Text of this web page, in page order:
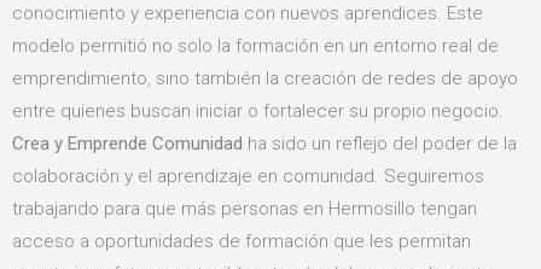
conocimiento y experiencia con nuevos aprendices. Este
modelo permitió no solo la formación en un entorno real de
emprendimiento, sino también la creación de redes de apoyo
entre quienes buscan iniciar o fortalecer su propio negocio.
Crea y Emprende Comunidad ha sido un reflejo del poder de la
colaboración y el aprendizaje en comunidad. Seguiremos
trabajando para que más personas en Hermosillo tengan
acceso a oportunidades de formación que les permitan